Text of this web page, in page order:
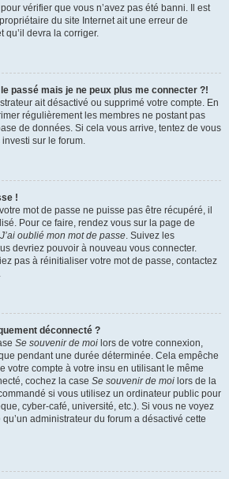
vérifier que vous n’avez pas été banni. Il est
du site Internet ait une erreur de
qu’il devra la corriger.
passé mais je ne peux plus me connecter ?!
ait désactivé ou supprimé votre compte. En
régulièrement les membres ne postant pas
de données. Si cela vous arrive, tentez de vous
sur le forum.
!
mot de passe ne puisse pas être récupéré, il
Pour ce faire, rendez vous sur la page de
J’ai oublié mon mot de passe. Suivez les
devriez pouvoir à nouveau vous connecter.
pas à réinitialiser votre mot de passe, contactez
déconnecté ?
Se souvenir de moi lors de votre connexion,
pendant une durée déterminée. Cela empêche
votre compte à votre insu en utilisant le même
cochez la case Se souvenir de moi lors de la
si vous utilisez un ordinateur public pour
cyber-café, université, etc.). Si vous ne voyez
administrateur du forum a désactivé cette